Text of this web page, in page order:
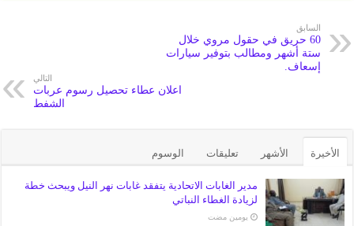
السابق
60 حريق في حقول مروي خلال
ستة أشهر ومطالب بتوفير سيارات
إسعاف.
التالي
اعلان عطاء تحصيل رسوم عربات
الشفط
الأخيرة الأشهر تعليقات الوسوم
مدير الغابات الاتحادية يتفقد غابات نهر النيل ويبحث خطة
لزيادة الغطاء النباتي
‏يومين مضت